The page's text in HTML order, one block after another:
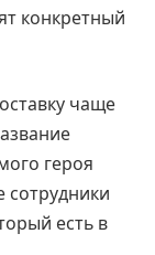
конкретный
чаще
героя
сотрудники
есть в